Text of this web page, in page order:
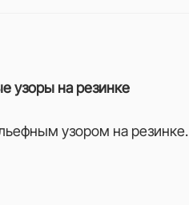
узоры на резинке
узором на резинке.